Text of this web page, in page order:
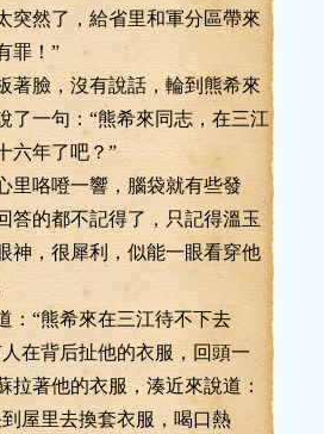
突然了，給省里和軍分區帶來
罪！”
臉，沒有說話，輪到熊希來
了一句：“熊希來同志，在三江
六年了吧？”
咯噔一響，腦袋就有些發
答的都不記得了，只記得溫玉
神，很犀利，似能一眼看穿他
“熊希來在三江待不下去
在背后扯他的衣服，回頭一
拉著他的衣服，湊近來說道：
屋里去換套衣服，喝口熱